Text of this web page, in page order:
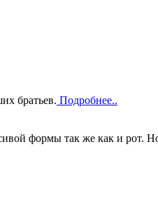
братьев. Подробнее..
формы так же как и рот.